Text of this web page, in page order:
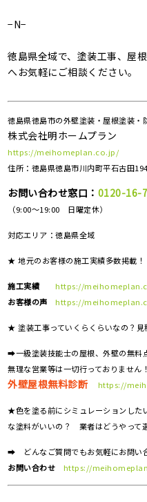
−N−
徳島県全域で、塗装工事、屋
へお気軽にご相談ください。
徳島県徳島市の外壁塗装・屋根塗装・
株式会社明ホームプラン
https://meihomeplan.co.jp/
住所：徳島県徳島市川内町平石古田
お問い合わせ窓口： 0120-16-
（9:00～19:00 日曜定休）
対応エリア：徳島県全域
★ 地元のお客様の施工実績多数掲載！
施工実績
https://
お客様の声
https://
★ 塗装工事っていくらくらいなの？見
➡一級塗装技能士の屋根、外壁の無料
無理な営業等は一切行っておりません！
外壁屋根無料診断 https://
★色を塗る前にシミュレーションし
な塗料がいいの？ 業者はどうやって
➡ どんなご質問でもお気軽にお問い
お問い合わせ
https://